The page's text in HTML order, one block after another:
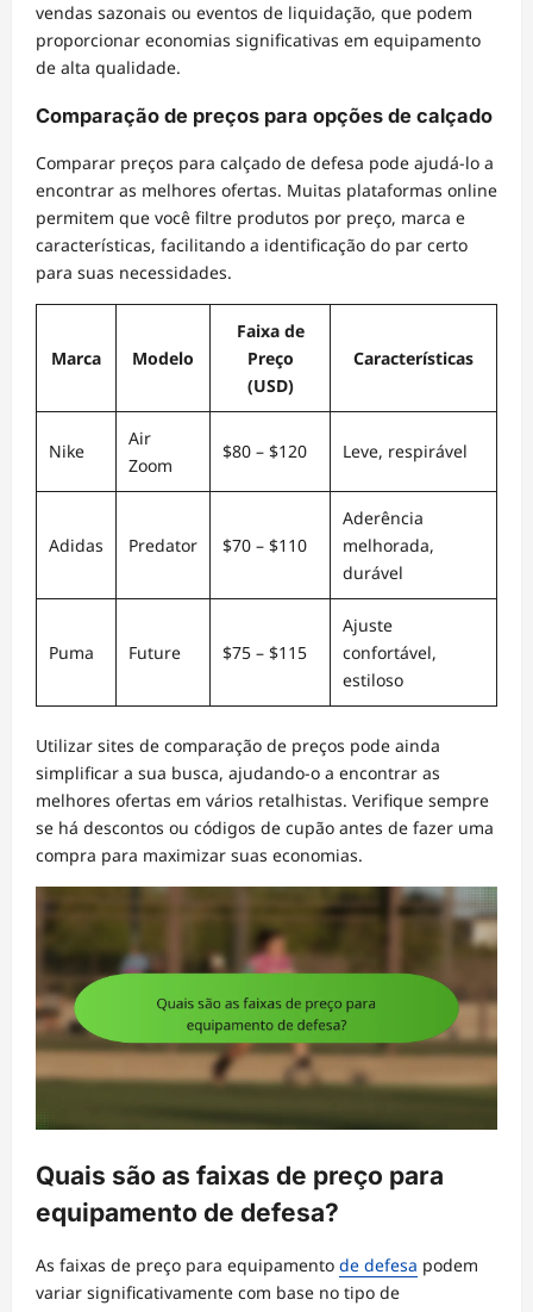
vendas sazonais ou eventos de liquidação, que podem
proporcionar economias significativas em equipamento
de alta qualidade.
Comparação de preços para opções de calçado
Comparar preços para calçado de defesa pode ajudá-lo a
encontrar as melhores ofertas. Muitas plataformas online
permitem que você filtre produtos por preço, marca e
características, facilitando a identificação do par certo
para suas necessidades.
Marca Modelo
Faixa de
Preço
(USD)
Características
Nike
Air
Zoom
$80 – $120 Leve, respirável
Adidas Predator $70 – $110
Aderência
melhorada,
durável
Puma Future $75 – $115
Ajuste
confortável,
estiloso
Utilizar sites de comparação de preços pode ainda
simplificar a sua busca, ajudando-o a encontrar as
melhores ofertas em vários retalhistas. Verifique sempre
se há descontos ou códigos de cupão antes de fazer uma
compra para maximizar suas economias.
Quais são as faixas de preço para
equipamento de defesa?
As faixas de preço para equipamento de defesa podem
variar significativamente com base no tipo de